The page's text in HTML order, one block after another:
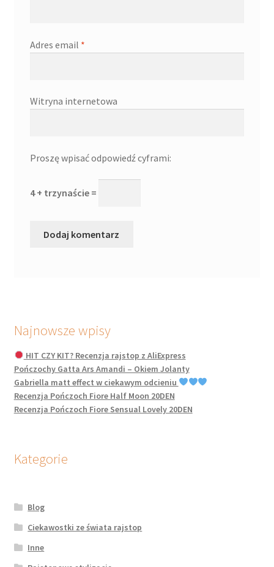
Adres email *
Witryna internetowa
Proszę wpisać odpowiedź cyframi:
4 + trzynaście =
Najnowsze wpisy
HIT CZY KIT? Recenzja rajstop z AliExpress
Pończochy Gatta Ars Amandi – Okiem Jolanty
Gabriella matt effect w ciekawym odcieniu
Recenzja Pończoch Fiore Half Moon 20DEN
Recenzja Pończoch Fiore Sensual Lovely 20DEN
Kategorie
Blog
Ciekawostki ze świata rajstop
Inne